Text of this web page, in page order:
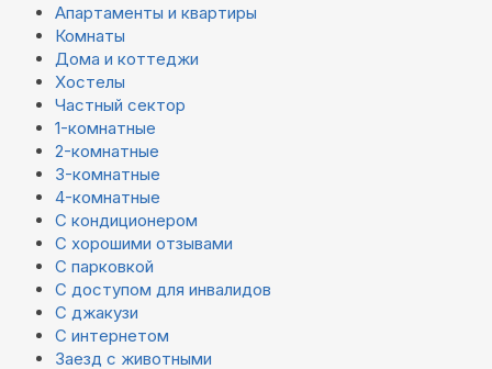
Апартаменты и квартиры
Комнаты
Дома и коттеджи
Хостелы
Частный сектор
1-комнатные
2-комнатные
3-комнатные
4-комнатные
С кондиционером
С хорошими отзывами
С парковкой
С доступом для инвалидов
С джакузи
С интернетом
Заезд с животными